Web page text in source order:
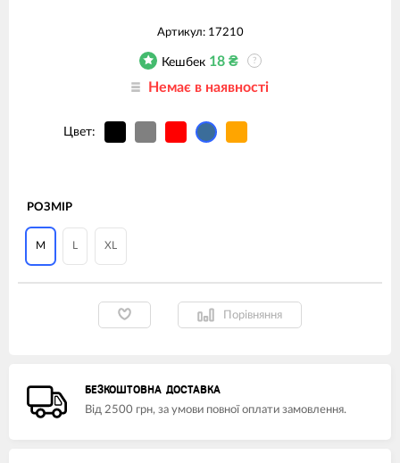
Артикул: 17210
Кешбек 18₴ ?
Немає в наявності
Цвет:
РОЗМІР
M L XL
Порівняння
БЕЗКОШТОВНА ДОСТАВКА
Від 2500 грн, за умови повної оплати замовлення.